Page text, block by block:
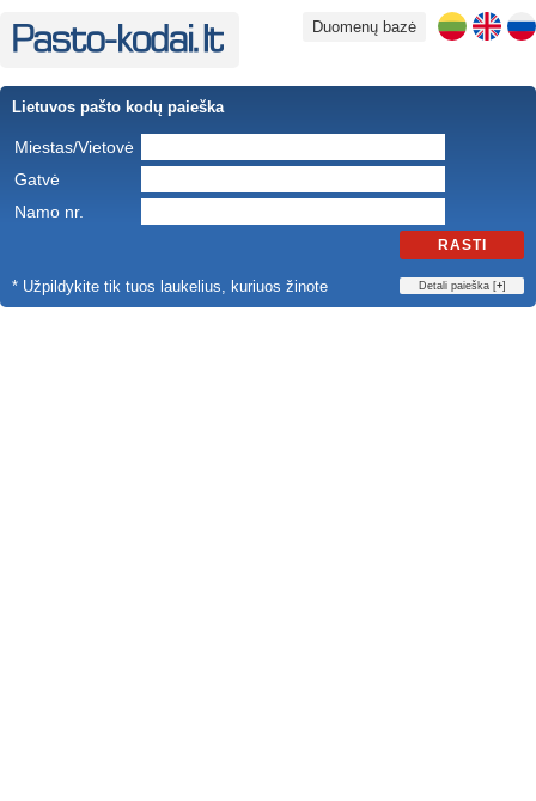
Duomenų bazė
Lietuvos pašto kodų paieška
Miestas/Vietovė
Gatvė
Namo nr.
RASTI
* Užpildykite tik tuos laukelius, kuriuos žinote Detali paieška [+]